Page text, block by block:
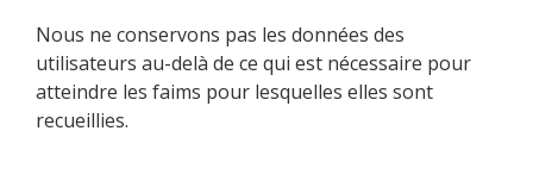
Nous ne conservons pas les données des
utilisateurs au-delà de ce qui est nécessaire pour
atteindre les faims pour lesquelles elles sont
recueillies.